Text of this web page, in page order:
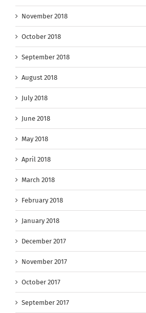
November 2018
October 2018
September 2018
August 2018
July 2018
June 2018
May 2018
April 2018
March 2018
February 2018
January 2018
December 2017
November 2017
October 2017
September 2017